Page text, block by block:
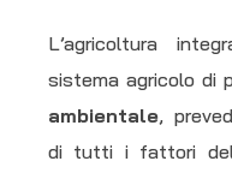
L’agricoltura
sistema agricolo di
ambientale,
di tutti i fattori